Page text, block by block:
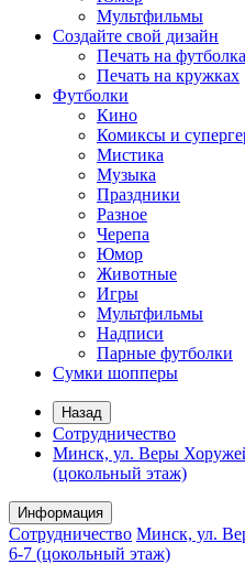
Мультфильмы
Создайте свой дизайн
Печать на
Печать на кружках
Футболки
Кино
Комиксы и
Мистика
Музыка
Праздники
Разное
Черепа
Юмор
Животные
Игры
Мультфильмы
Надписи
Парные футболки
Сумки шопперы
Назад
Сотрудничество
Минск, ул. Веры
(цокольный этаж)
Информация
Сотрудничество Минск, ул.
6-7 (цокольный этаж)